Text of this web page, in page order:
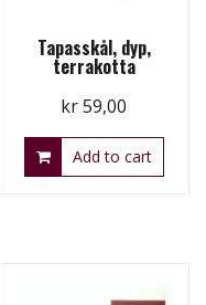
Tapasskål, dyp,
terrakotta
kr59,00
Add to cart